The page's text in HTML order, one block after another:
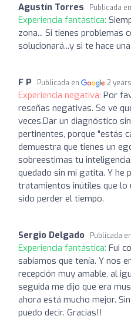
Agustín Torres Publicada en
Experiencia fantástica:
zona... Si tienes problemas
solucionará...y si te hace
F P Publicada en 2
Experiencia negativa: Por
reseñas negativas. Se ve
veces.Dar un diagnóstico
pertinentes, porque "estás
demuestra que tienes un
sobreestimas tu
quedado sin mi gatita. Y he
tratamientos inútiles que lo
sido perder el tiempo.
Sergio Delgado Publicada en
Experiencia fantástica: Fui
sabíamos que tenía. Y nos
recepción muy amable, al
seguida me dijo que era
ahora está mucho mejor.
puedo decir. Gracias!!